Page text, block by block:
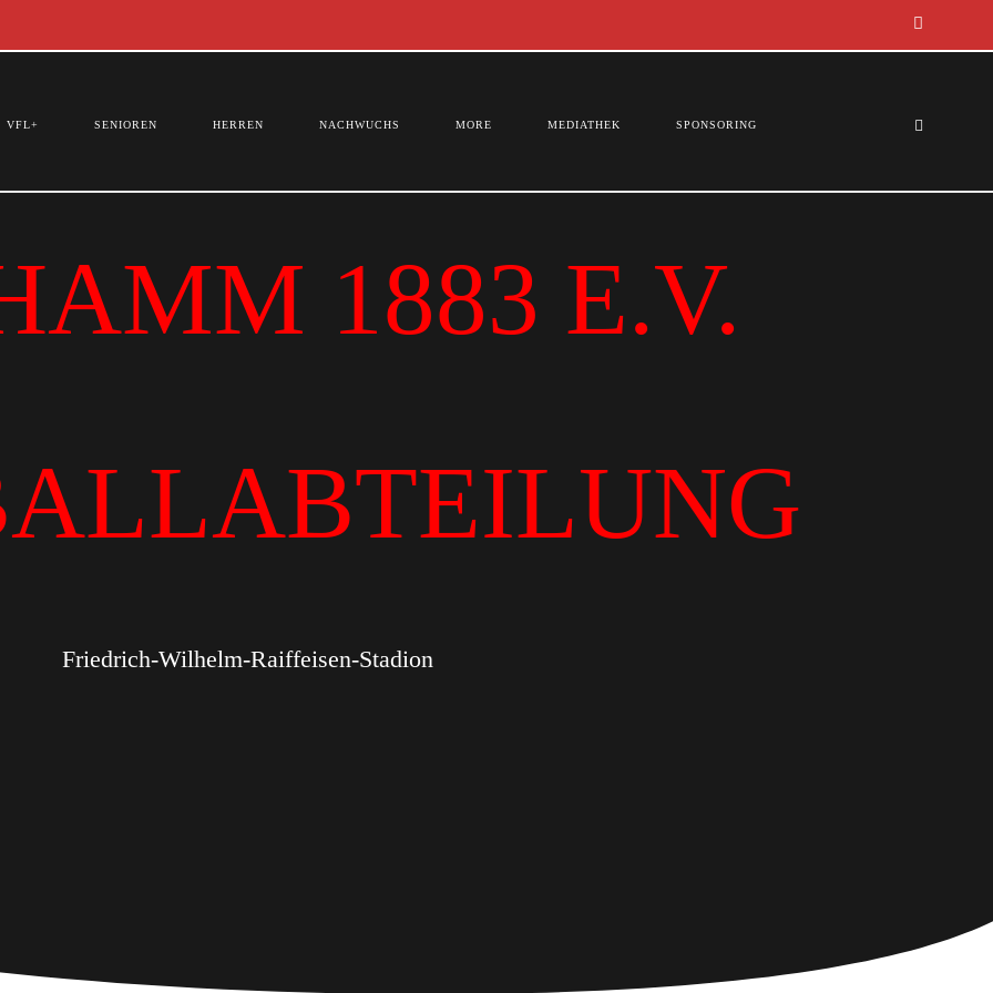
VFL+ SENIOREN HERREN NACHWUCHS MORE MEDIATHEK SPONSORING
1883 E.V.
Friedrich-Wilhelm-Raiffeisen-Stadion